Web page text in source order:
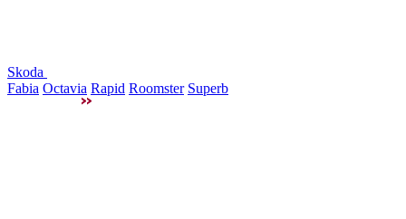
Skoda
Fabia Octavia Rapid Roomster Superb